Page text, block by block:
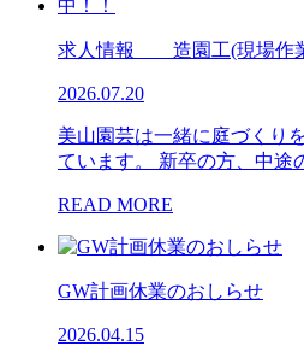
求人情報 造園工(現場作業
2026.07.20
美山園芸は一緒に庭づくり
ています。 新卒の方、中
READ MORE
GW計画休業のおしらせ
2026.04.15